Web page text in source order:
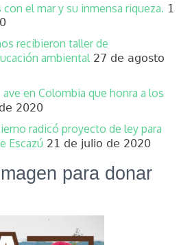
el mar y su inmensa riqueza. 1
recibieron taller de
ambiental 27 de agosto
en Colombia que honra a los
2020
radicó proyecto de ley para
Escazú 21 de julio de 2020
para donar